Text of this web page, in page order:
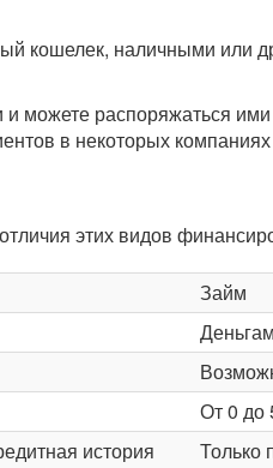
кошелек, наличными или
и можете распоряжаться
в некоторых компаниях
этих видов
Займ
От 0 до
история Только